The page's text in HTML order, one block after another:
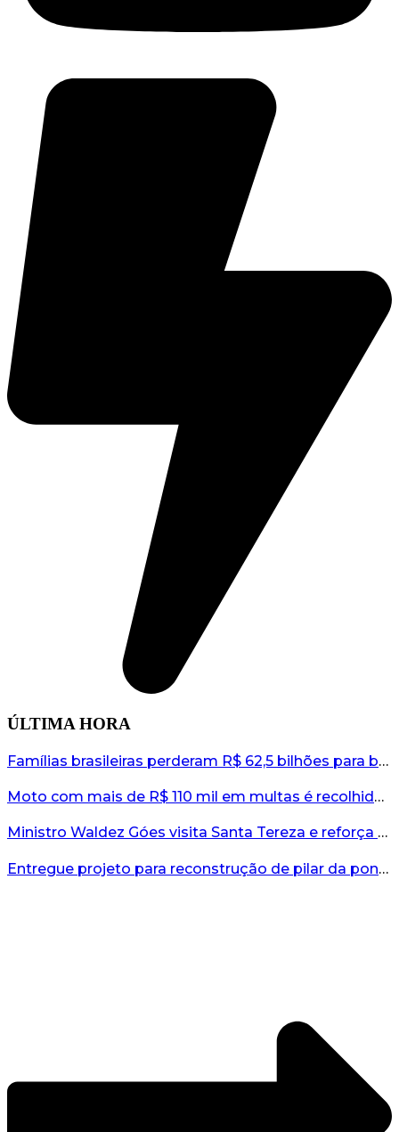
ÚLTIMA HORA
Famílias brasileiras perderam R$ 62,5 bilhões para bets em 2025, diz estudo...
Moto com mais de R$ 110 mil em multas é recolhida no interior do RS...
Ministro Waldez Góes visita Santa Tereza e reforça apoio federal à reconstrução do município...
Entregue projeto para reconstrução de pilar da ponte entre Encantado e Muçum...